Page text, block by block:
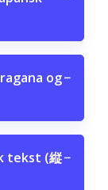
og−
tekst (縦−